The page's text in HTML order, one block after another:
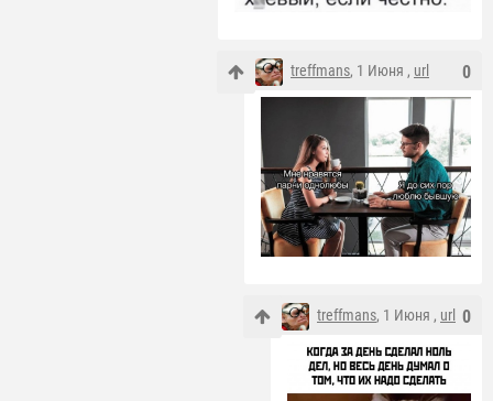
0
treffmans, 1 Июня , url
0
treffmans, 1 Июня , url